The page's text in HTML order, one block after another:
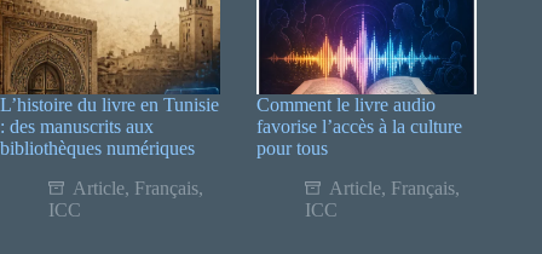
L’histoire du livre en Tunisie
: des manuscrits aux
bibliothèques numériques
Article, Français,
ICC
Comment le livre audio
favorise l’accès à la culture
pour tous
Article, Français,
ICC